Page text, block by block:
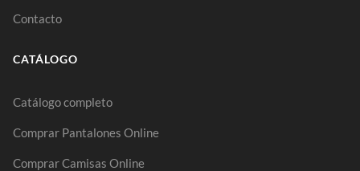
Contacto
CATÁLOGO
Catálogo completo
Comprar Pantalones Online
Comprar Camisas Online